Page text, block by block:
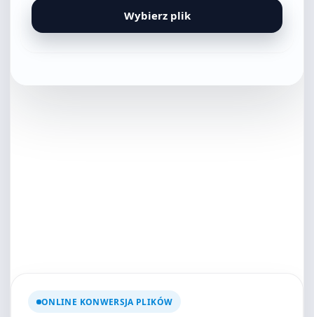
Wybierz plik
ONLINE KONWERSJA PLIKÓW